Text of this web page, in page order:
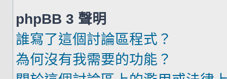
phpBB 3 聲明
誰寫了這個討論區程式？
為何沒有我需要的功能？